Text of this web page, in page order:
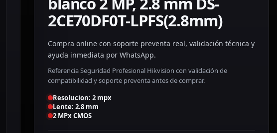
2CE70DF0T-LPFS(2.8mm)
Compra online con soporte preventa real, validación técnica y
ayuda inmediata por WhatsApp.
Referencia Seguridad Profesional Hikvision con validación de
compatibilidad y soporte preventa antes de comprar.
Resolucion: 2 mpx
Lente: 2.8 mm
2 MPx CMOS